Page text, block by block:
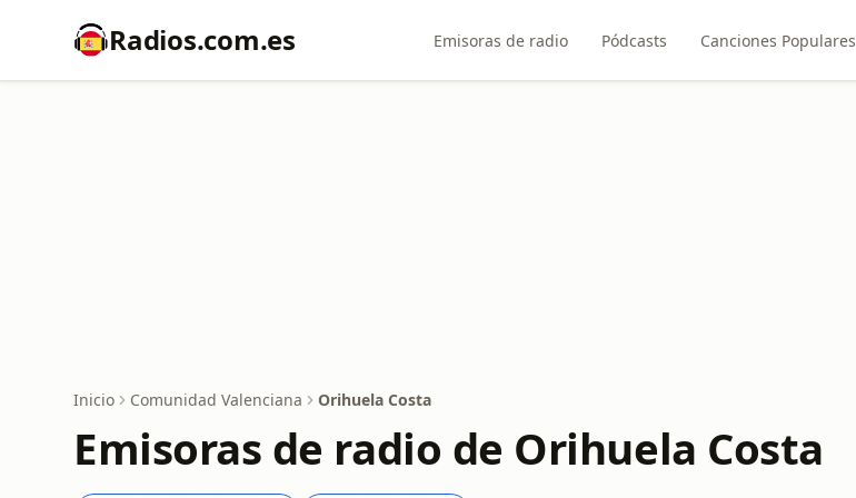
Radios.com.es Emisoras de radio Pódcasts Canciones Populares
Inicio Comunidad Valenciana Orihuela Costa
Emisoras de radio de Orihuela Costa